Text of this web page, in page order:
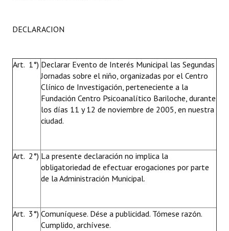
DECLARACION
Art. 1°) Declarar Evento de Interés Municipal las Segundas
Jornadas sobre el niño, organizadas por el Centro
Clínico de Investigación, perteneciente a la
Fundación Centro Psicoanalítico Bariloche, durante
los días 11 y 12 de noviembre de 2005, en nuestra
ciudad.
Art. 2°) La presente declaración no implica la
obligatoriedad de efectuar erogaciones por parte
de la Administración Municipal.
Art. 3°) Comuníquese. Dése a publicidad. Tómese razón.
Cumplido, archívese.